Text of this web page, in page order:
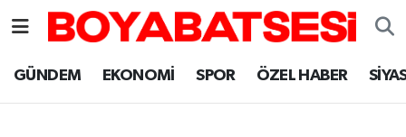
GÜNDEM EKONOMİ SPOR ÖZEL HABER
Sinop Nöbetçi Eczaneler